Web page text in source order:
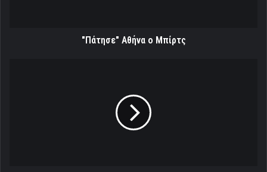
"Πάτησε" Αθήνα ο Μπίρτς